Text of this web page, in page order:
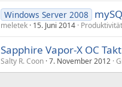
Windows Server 2008
meletek 15. Juni 2014
Sapphire Vapor-X OC
Salty R. Coon 7. November 2012